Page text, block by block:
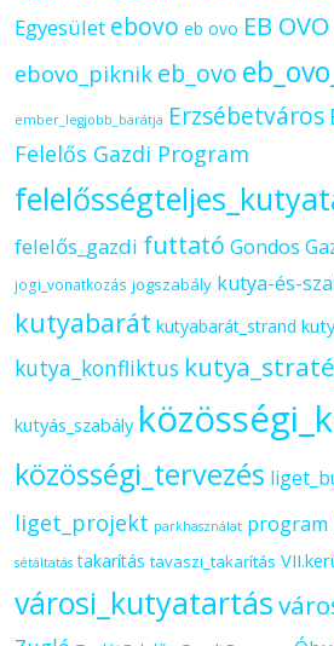
Egyesület ebovo eb ovo EB
ebovo_piknik eb_ovo
ember_legjobb_barátja Erzsébetváros
Felelős Gazdi Program
felelős_gazdi futtató Gondos
jogi_vonatkozás jogszabály kutya-és-
kutyabarát kutyabarát_strand
kutya_konfliktus
kutyás_szabály
közösségi_tervezés
liget_projekt parkhasználat program
sétáltatás takarítás tavaszi_takarítás
városi_kutyatartás